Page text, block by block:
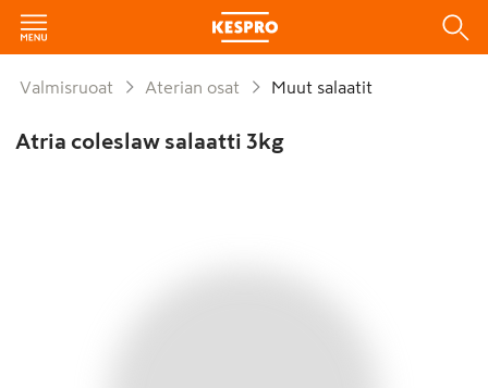
Valmisruoat Aterian osat Muut salaatit
Atria coleslaw salaatti 3kg